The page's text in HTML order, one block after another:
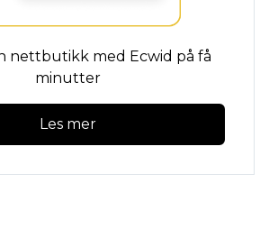
nettbutikk med Ecwid på få
minutter
Les mer